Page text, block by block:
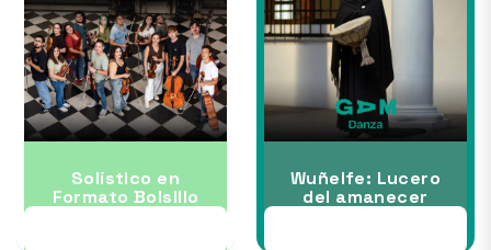
Solístico en
Formato Bolsillo
Wuñelfe: Lucero
del amanecer